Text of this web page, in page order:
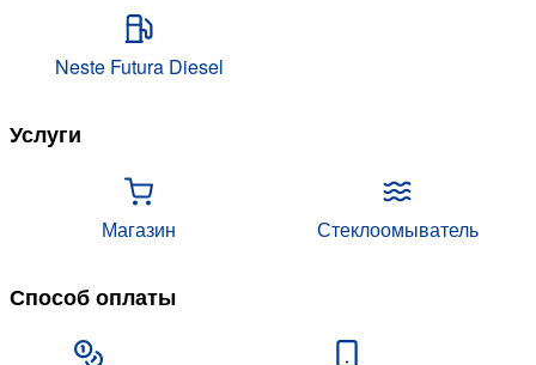
Neste Futura Diesel
Услуги
Магазин Стеклоомыватель
Способ оплаты